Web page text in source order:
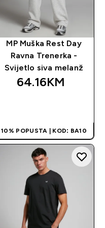
MP Muška Rest Day
Ravna Trenerka -
Svijetlo siva melanž
64.16KM‎
10% POPUSTA | KOD: BA10